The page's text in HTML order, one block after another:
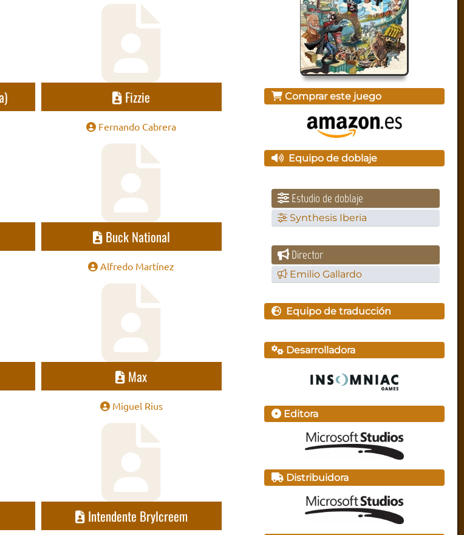
Fizzie
Fernando Cabrera
Buck National
Alfredo Martínez
Max
Miguel Rius
Intendente Brylcreem
Comprar este juego
Equipo de doblaje
Estudio de doblaje
Synthesis Iberia
Director
Emilio Gallardo
Equipo de traducción
Desarrolladora
Editora
Distribuidora